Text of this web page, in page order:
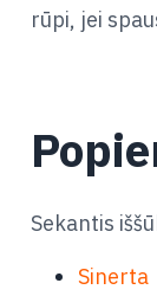
rūpi, jei
Sekantis
Sinerta